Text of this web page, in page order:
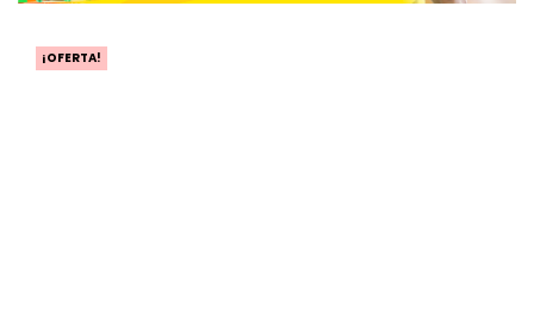
¡OFERTA!